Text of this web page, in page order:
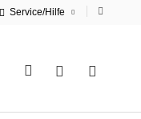
Service/Hilfe